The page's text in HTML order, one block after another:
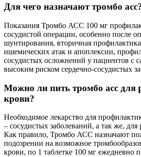
Для чего назначают тромбо
Показания Тромбо АСС 100 мг
сосудистой операции, особенно после
шунтирования, вторичная
ишемических атак и апоплексии,
сосудистых осложнений у пациентов с
высоким риском сердечно-сосудистых
Можно ли пить тромбо асс для
крови?
Необходимое лекарство для
– сосудистых заболеваний, а так же,
Как правило, Тромбо АСС назначают
подозрении на возможное
крови, по 1 таблетке 100 мг ежедневно